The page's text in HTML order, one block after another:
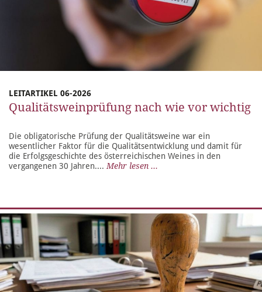
LEITARTIKEL 06-2026
Qualitätsweinprüfung nach wie vor wichtig
Die obligatorische Prüfung der Qualitätsweine war ein
wesentlicher Faktor für die Qualitätsentwicklung und damit für
die Erfolgsgeschichte des österreichischen Weines in den
vergangenen 30 Jahren.... Mehr lesen ...